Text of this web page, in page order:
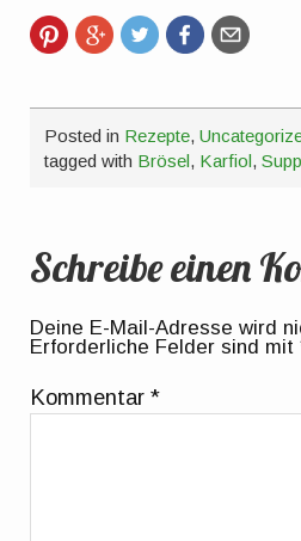
Posted in Rezepte,
tagged with Brösel, Karfiol,
Schreibe einen
Deine E-Mail-Adresse wird
Erforderliche Felder sind mit
Kommentar*